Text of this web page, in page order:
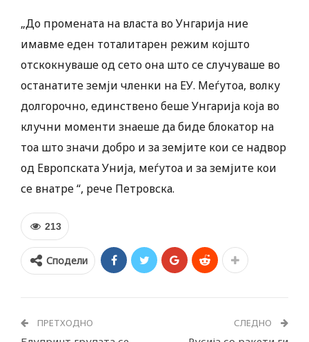
„До промената на власта во Унгарија ние
имавме еден тоталитарен режим којшто
отскокнуваше од сето она што се случуваше во
останатите земји членки на ЕУ. Меѓутоа, волку
долгорочно, единствено беше Унгарија која во
клучни моменти знаеше да биде блокатор на
тоа што значи добро и за земјите кои се надвор
од Европската Унија, меѓутоа и за земјите кои
се внатре “, рече Петровска.
213
Сподели
ПРЕТХОДНО СЛЕДНО